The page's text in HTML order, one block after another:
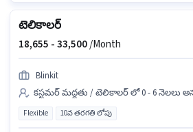
టెలికాలర్
18,655 -33,500/Month
Blinkit
కస్టమర్ మద్దతు / టెలికాలర్ లో 0 - 6 నెలలు
Flexible 10వ తరగతి లోపు